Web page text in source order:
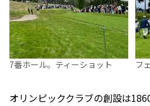
7番ホール。ティーショット フ
オリンピッククラブの創設は